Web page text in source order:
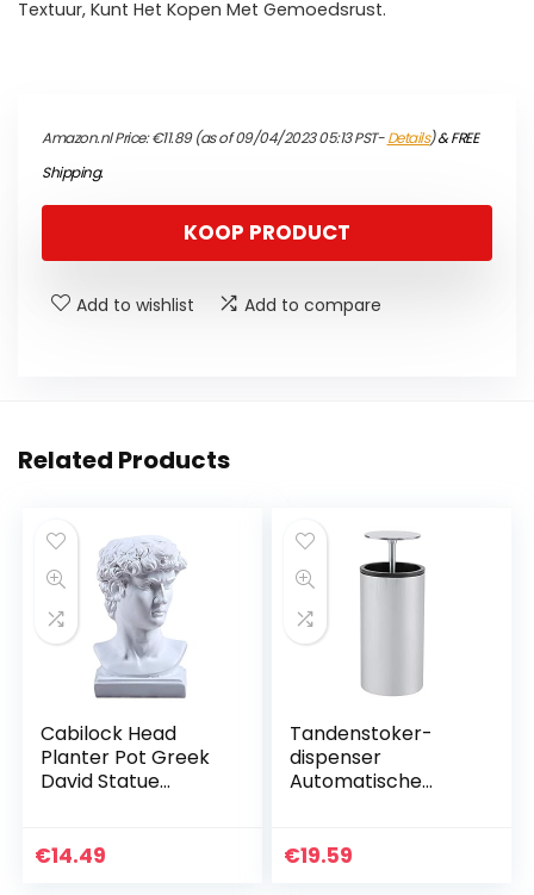
Textuur, Kunt Het Kopen Met Gemoedsrust.
Amazon.nl Price:€11.89(as of 09/04/2023 05:13 PST-Details)&FREE
Shipping.
KOOP PRODUCT
Add to wishlist Add to compare
Related Products
Cabilock Head
Planter Pot Greek
David Statue
Flower Vase
€14.49
Tandenstoker-
dispenser
Automatische
ouder Draagbare
€19.59